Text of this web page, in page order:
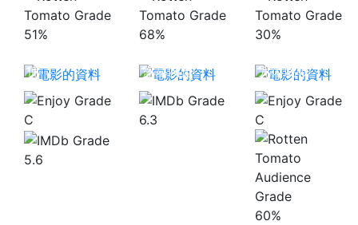
51% 68%
30%
使
C
5.6
盜墓同盟
6.3
咒術屍戰
C
60%